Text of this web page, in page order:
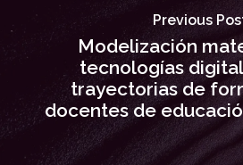
Previous
Modelización
tecnologías
trayectorias de
docentes de